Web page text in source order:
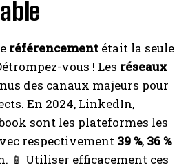
référencement était la seule
vous ! Les réseaux
des canaux majeurs pour
En 2024, LinkedIn,
sont les plateformes les
respectivement 39 %, 36 %
📱 Utiliser efficacement ces